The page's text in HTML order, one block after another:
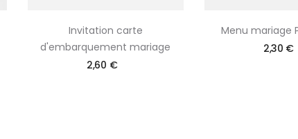
Invitation carte
d'embarquement mariage
2,60 €
Menu mariage
2,30 €